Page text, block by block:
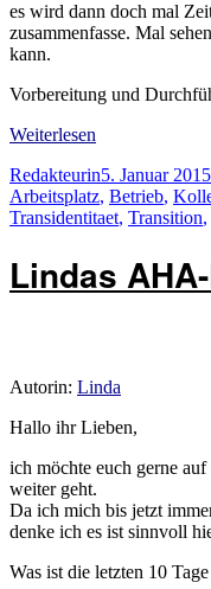
es wird dann doch mal
zusammenfasse. Mal
kann.
Vorbereitung und
Weiterlesen
Autor
RedakteurinVeröffentlicht
am
5. Januar 2015
Arbeitsplatz, Betrieb,
Transidentitaet, Transition,
Lindas
Autorin: Linda
Hallo ihr Lieben,
ich möchte euch gerne
weiter geht.
Da ich mich bis jetzt
denke ich es ist sinnvoll
Was ist die letzten 10 Tage